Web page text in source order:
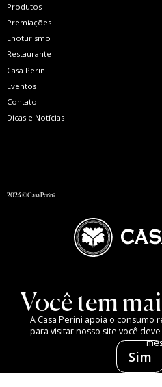
Produtos
Premiações
Enoturismo
Restaurante
Casa Perini
Eventos
Contato
Dicas e Notícias
2024 © Casa Perini
Você tem
Sim
A Casa Perini apoia o consumo
para visitar nosso site você